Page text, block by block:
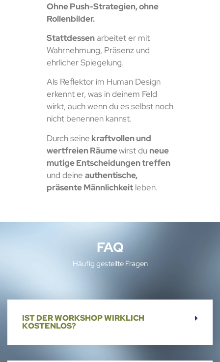
Ohne Push-Strategien, ohne
Rollenbilder.
Stattdessenarbeitet er mit
Wahrnehmung, Präsenz und
ehrlicher Spiegelung.
Als Reflektor im Human Design
erkennt er, was in deinem Feld
wirkt, auch wenn du es selbst noch
nicht benennen kannst.
Durch seine kraftvollen und
wertfreien Räumewirst du neue
mutige Entscheidungen treffen
und deine authentische,
präsente Männlichkeitleben.
FAQ
Häufig gestellte Fragen
IST DER WORKSHOP WIRKLICH
KOSTENLOS?